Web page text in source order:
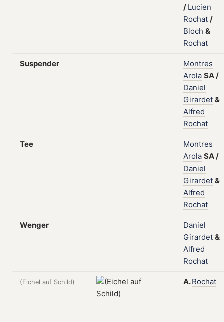
/ Lucien
Rochat /
Bloch &
Rochat
Suspender
Montres
Arola SA/
Daniel
Girardet &
Alfred
Rochat
Tee
Montres
Arola SA/
Daniel
Girardet &
Alfred
Rochat
Wenger
Daniel
Girardet &
Alfred
Rochat
(Eichel auf Schild) A.Rochat